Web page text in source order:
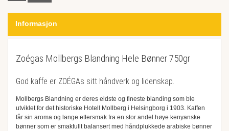
Informasjon
Zoégas Mollbergs Blandning Hele Bønner 750gr
God kaffe er ZOÉGAs sitt håndverk og lidenskap.
Mollbergs Blandning er deres eldste og fineste blanding som ble
utviklet for det historiske Hotell Mollberg i Helsingborg i 1903. Kaffen
får sin aroma og lange ettersmak fra en stor andel høye kenyanske
bønner som er smakfullt balansert med håndplukkede arabiske bønner